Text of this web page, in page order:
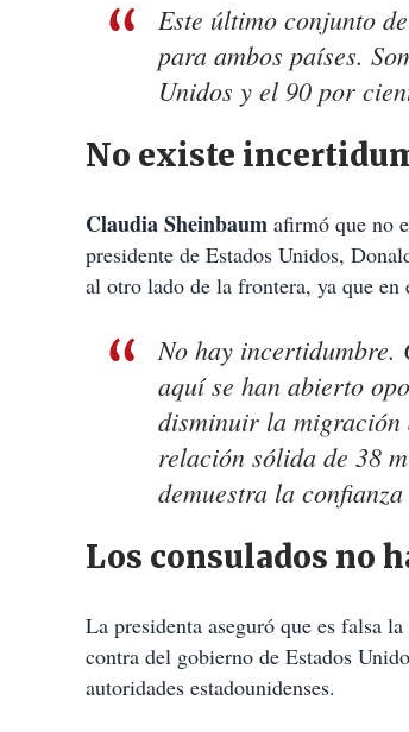
Este último conjunto
para ambos países.
Unidos y el 90 por
No existe
Claudia Sheinbaum afirmó que no
presidente de Estados Unidos,
al otro lado de la frontera, ya que en
No hay incertidumbre.
aquí se han abierto
disminuir la migración
relación sólida de 38
demuestra la
Los consulados no
La presidenta aseguró que es falsa
contra del gobierno de Estados
autoridades estadounidenses.